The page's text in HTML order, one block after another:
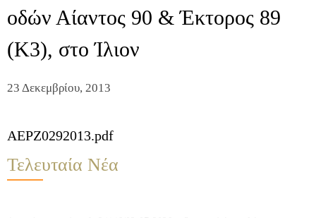
οδών Αίαντος 90 & Έκτορος 89
(Κ3), στο Ίλιον
23 Δεκεμβρίου, 2013
AEPZ0292013.pdf
Τελευταία Νέα